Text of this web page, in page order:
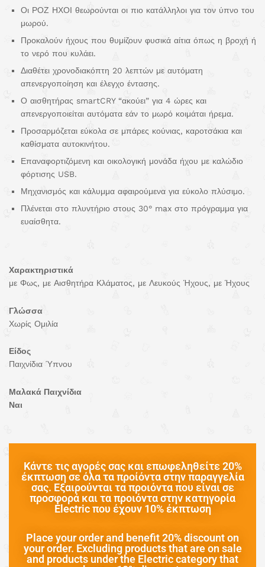
Οι ΡΟΖ ΗΧΟΙ θεωρούνται οι πιο κατάλληλοι για τον ύπνο του
μωρού.
Προκαλούν ήχους που θυμίζουν φυσικά αίτια όπως η βροχή ή
το νερό που κυλάει.
Διαθέτει χρονοδιακόπτη 20 λεπτών με αυτόματη
απενεργοποίηση και έλεγχο έντασης.
Ο αισθητήρας smartCRY “ακούει” για 4 ώρες και
απενεργοποιείται αυτόματα εάν το μωρό κοιμάται ήρεμα.
Προσαρμόζεται εύκολα σε μπάρες κούνιας, καροτσάκια και
καθίσματα αυτοκινήτου.
Επαναφορτιζόμενη και οικολογική μονάδα ήχου με καλώδιο
φόρτισης USB.
Μηχανισμός και κάλυμμα αφαιρούμενα για εύκολο πλύσιμο.
Πλένεται στο πλυντήριο στους 30° max στο πρόγραμμα για
ευαίσθητα.
Χαρακτηριστικά
με Φως, με Αισθητήρα Κλάματος, με Λευκούς Ήχους, με Ήχους
Γλώσσα
Χωρίς Ομιλία
Είδος
Παιχνίδια Ύπνου
Μαλακά Παιχνίδια
Ναι
Κάντε τις αγορές σας και επωφεληθείτε 20%
έκπτωση σε όλα τα προίόντα στην παραγγελία
σας. Εξαιρούνται τα προιόντα που είναι σε
προσφορά και τα προιόντα στην κατηγορία
Electric που έχουν 10% έκπτωση
Place your order and benefit 20% discount on
your order. Excluding products that are on sale
and products under the Electric category that